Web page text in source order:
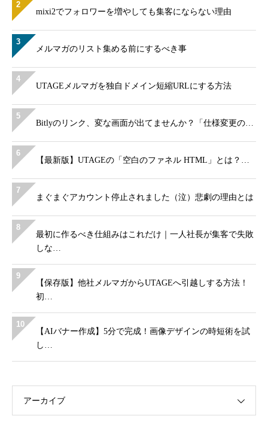
2
mixi2でフォロワーを増やしても集客にならない理由
3
メルマガのリスト集める前にするべき事
4
UTAGEメルマガを独自ドメイン短縮URLにする方法
5
Bitlyのリンク、変な画面が出てませんか？「仕様変更の…
6
【最新版】UTAGEの「空白のファネル HTML」とは？…
7
まぐまぐアカウント停止されました（泣）悲劇の理由とは
8
最初に作るべき仕組みはこれだけ｜一人社長が集客で失敗
しな…
9
【保存版】他社メルマガからUTAGEへ引越しする方法！
初…
10
【AIバナー作成】5分で完成！画像デザインの時短術を試
し…
アーカイブ